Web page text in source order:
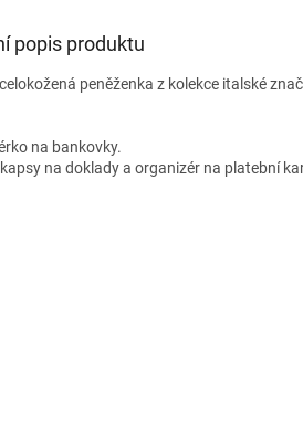
popis produktu
peněženka z kolekce italské
na bankovky.
na doklady a organizér na platební